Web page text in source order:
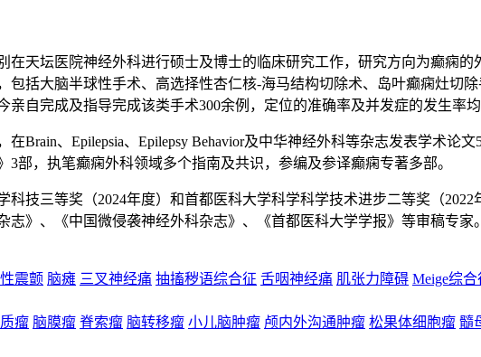
在天坛医院神经外科进行硕士及博士的临床研究工作，研究方向为癫痫
包括大脑半球性手术、高选择性杏仁核-海马结构切除术、岛叶癫痫灶切
自完成及指导完成该类手术300余例，定位的准确率及并发症的发生率均
Brain、Epilepsia、Epilepsy Behavior及中华神经外科等杂志发表学术论
部，执笔癫痫外科领域多个指南及共识，参编及参译癫痫专著多部。
科技三等奖（2024年度）和首都医科大学科学科学技术进步二等奖（
》、《中国微侵袭神经外科杂志》、《首都医科大学学报》等审稿专家。
震颤 脑瘫 三叉神经痛 抽搐秽语综合征 舌咽神经痛 肌张力障碍 Meige综合
瘤 脑膜瘤 脊索瘤 脑转移瘤 小儿脑肿瘤 颅内外沟通肿瘤 松果体细胞瘤 髓